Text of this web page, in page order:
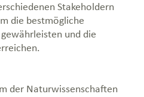
Stakeholdern
die bestmögliche
und die
der Naturwissenschaften